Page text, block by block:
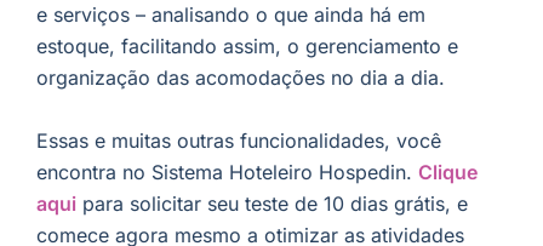
e serviços – analisando o que ainda há em
estoque, facilitando assim, o gerenciamento e
organização das acomodações no dia a dia.
Essas e muitas outras funcionalidades, você
encontra no Sistema Hoteleiro Hospedin. Clique
aqui para solicitar seu teste de 10 dias grátis, e
comece agora mesmo a otimizar as atividades